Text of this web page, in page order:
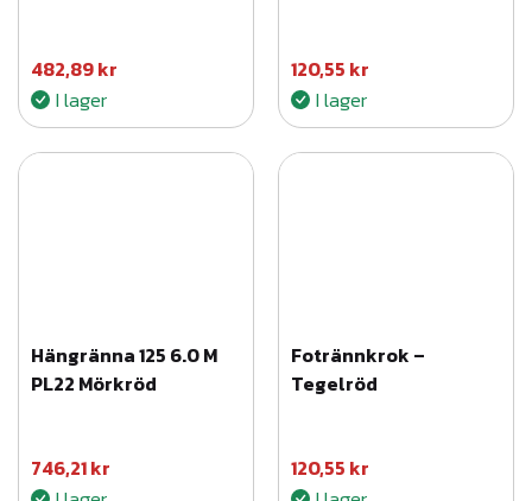
482,89kr
I lager
120,55 kr
I lager
Hängränna 125 6.0 M
PL22 Mörkröd
746,21kr
Fotrännkrok –
Tegelröd
120,55 kr